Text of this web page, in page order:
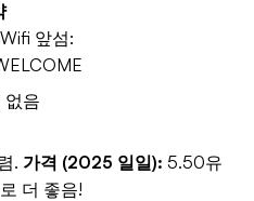
앞섬:
음
. 가격 (2025 일일): 5.50유
더 좋음!